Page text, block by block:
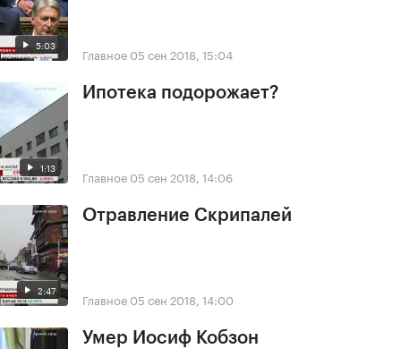
5:03 Главное 05 сен 2018, 15:04
1:13
Ипотека подорожает?
Главное 05 сен 2018, 14:06
2:47
Отравление Скрипалей
Главное 05 сен 2018, 14:00
Умер Иосиф Кобзон